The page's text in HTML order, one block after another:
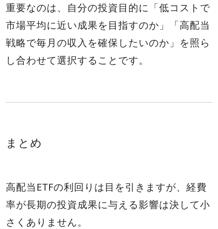
重要なのは、自分の投資目的に「低コストで
市場平均に近い成果を目指すのか」「高配当
戦略で毎月の収入を確保したいのか」を照ら
し合わせて選択することです。
まとめ
高配当ETFの利回りは目を引きますが、経費
率が長期の投資成果に与える影響は決して小
さくありません。